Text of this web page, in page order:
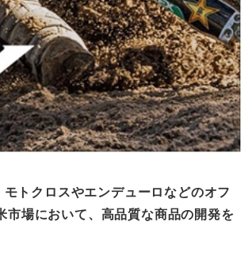
トクロスやエンデューロなどのオフ
市場において、高品質な商品の開発を